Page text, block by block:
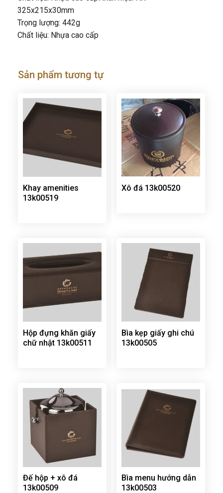
325x215x30mm
Trọng lượng: 442g
Chất liệu: Nhựa cao cấp
Sản phẩm tương tự
Khay amenities
13k00519
Xô đá 13k00520
Hộp đựng khăn giấy
chữ nhật 13k00511
Bìa kẹp giấy ghi chú
13k00505
Đế hộp + xô đá
13k00509
Bìa menu hướng dẫn
13k00503